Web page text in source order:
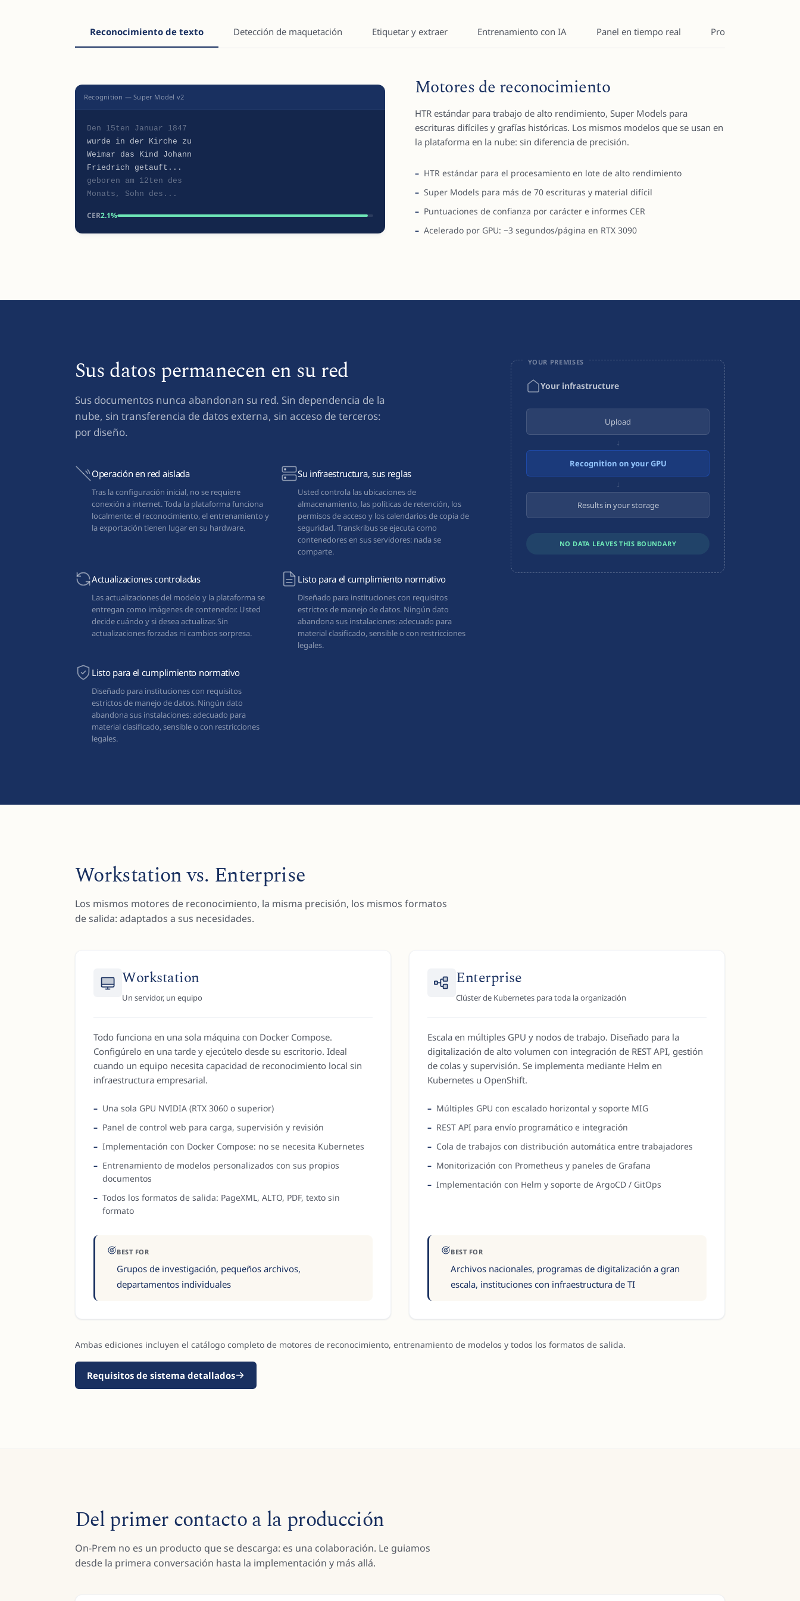
Reconocimiento de texto Detección de maquetación Etiquetar y extraer Entrenamiento con IA Panel en tiempo real Procesamiento en
Recognition — Super Model v2
Den 15ten Januar 1847
wurde in der Kirche zu
Weimar das Kind Johann
Friedrich getauft...
geboren am 12ten des
Monats, Sohn des...
CER2.1%
Motores de reconocimiento
HTR estándar para trabajo de alto rendimiento, Super Models para
escrituras difíciles y grafías históricas. Los mismos modelos que se usan en
la plataforma en la nube: sin diferencia de precisión.
HTR estándar para el procesamiento en lote de alto rendimiento
Super Models para más de 70 escrituras y material difícil
Puntuaciones de confianza por carácter e informes CER
Acelerado por GPU: ~3 segundos/página en RTX 3090
Sus datos permanecen en su red
Sus documentos nunca abandonan su red. Sin dependencia de la
nube, sin transferencia de datos externa, sin acceso de terceros:
por diseño.
Operación en red aislada
Tras la configuración inicial, no se requiere
conexión a internet. Toda la plataforma funciona
localmente: el reconocimiento, el entrenamiento y
la exportación tienen lugar en su hardware.
Su infraestructura, sus reglas
Usted controla las ubicaciones de
almacenamiento, las políticas de retención, los
permisos de acceso y los calendarios de copia de
seguridad. Transkribus se ejecuta como
contenedores en sus servidores: nada se
comparte.
Actualizaciones controladas
Las actualizaciones del modelo y la plataforma se
entregan como imágenes de contenedor. Usted
decide cuándo y si desea actualizar. Sin
actualizaciones forzadas ni cambios sorpresa.
Listo para el cumplimiento normativo
Diseñado para instituciones con requisitos
estrictos de manejo de datos. Ningún dato
abandona sus instalaciones: adecuado para
material clasificado, sensible o con restricciones
legales.
Listo para el cumplimiento normativo
Diseñado para instituciones con requisitos
estrictos de manejo de datos. Ningún dato
abandona sus instalaciones: adecuado para
material clasificado, sensible o con restricciones
legales.
YOUR PREMISES
Your infrastructure
Upload
↓
Recognition on your GPU
↓
Results in your storage
NO DATA LEAVES THIS BOUNDARY
Workstation vs. Enterprise
Los mismos motores de reconocimiento, la misma precisión, los mismos formatos
de salida: adaptados a sus necesidades.
Workstation
Un servidor, un equipo
Todo funciona en una sola máquina con Docker Compose.
Configúrelo en una tarde y ejecútelo desde su escritorio. Ideal
cuando un equipo necesita capacidad de reconocimiento local sin
infraestructura empresarial.
Una sola GPU NVIDIA (RTX 3060 o superior)
Panel de control web para carga, supervisión y revisión
Implementación con Docker Compose: no se necesita Kubernetes
Entrenamiento de modelos personalizados con sus propios
documentos
Todos los formatos de salida: PageXML, ALTO, PDF, texto sin
formato
BEST FOR
Grupos de investigación, pequeños archivos,
departamentos individuales
Enterprise
Clúster de Kubernetes para toda la organización
Escala en múltiples GPU y nodos de trabajo. Diseñado para la
digitalización de alto volumen con integración de REST API, gestión
de colas y supervisión. Se implementa mediante Helm en
Kubernetes u OpenShift.
Múltiples GPU con escalado horizontal y soporte MIG
REST API para envío programático e integración
Cola de trabajos con distribución automática entre trabajadores
Monitorización con Prometheus y paneles de Grafana
Implementación con Helm y soporte de ArgoCD / GitOps
BEST FOR
Archivos nacionales, programas de digitalización a gran
escala, instituciones con infraestructura de TI
Ambas ediciones incluyen el catálogo completo de motores de reconocimiento, entrenamiento de modelos y todos los formatos de salida.
Requisitos de sistema detallados
Del primer contacto a la producción
On-Prem no es un producto que se descarga: es una colaboración. Le guiamos
desde la primera conversación hasta la implementación y más allá.